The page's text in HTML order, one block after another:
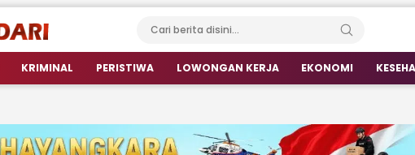
KRIMINAL PERISTIWA LOWONGAN KERJA EKONOMI